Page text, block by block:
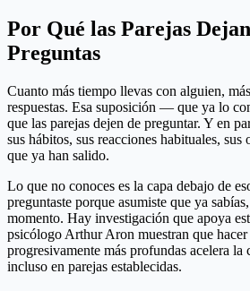
Por Qué las Parejas
Preguntas
Cuanto más tiempo llevas con alguien,
respuestas. Esa suposición — que ya lo
que las parejas dejen de preguntar. Y en
sus hábitos, sus reacciones habituales, sus
que ya han salido.
Lo que no conoces es la capa debajo de
preguntaste porque asumiste que ya
momento. Hay investigación que apoya
psicólogo Arthur Aron muestran que hacer
progresivamente más profundas acelera la
incluso en parejas establecidas.